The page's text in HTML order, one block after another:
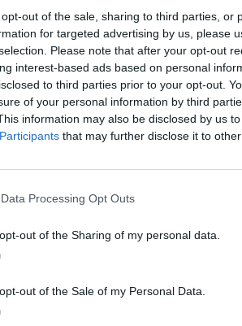
out of the sale, sharing to third parties, or
for targeted advertising by us, please
Please note that after your opt-out
interest-based ads based on personal
to third parties prior to your opt-out.
of your personal information by third
information may also be disclosed by us
that may further disclose it to
Processing Opt Outs
out of the Sharing of my personal data.
out of the Sale of my Personal Data.
στοGoogle Newsκαι μάθετε
στηνροή ειδήσεων του E-
στο Instagram
ΔΙΑΦΗΜΙΣΗ